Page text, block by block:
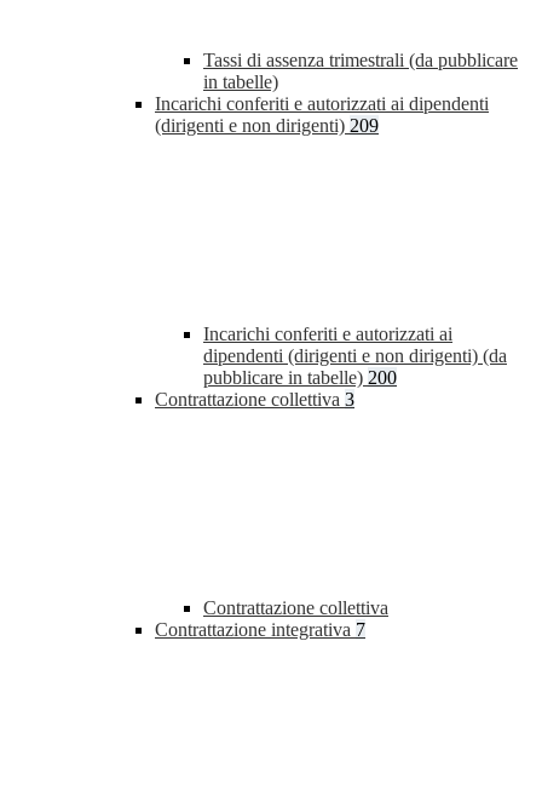
Tassi di assenza trimestrali (da pubblicare
in tabelle)
Incarichi conferiti e autorizzati ai dipendenti
(dirigenti e non dirigenti) 209
Incarichi conferiti e autorizzati ai
dipendenti (dirigenti e non dirigenti) (da
pubblicare in tabelle) 200
Contrattazione collettiva 3
Contrattazione collettiva
Contrattazione integrativa 7